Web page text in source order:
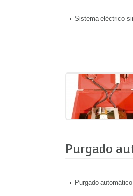
Sistema eléctrico
Purgado
Purgado